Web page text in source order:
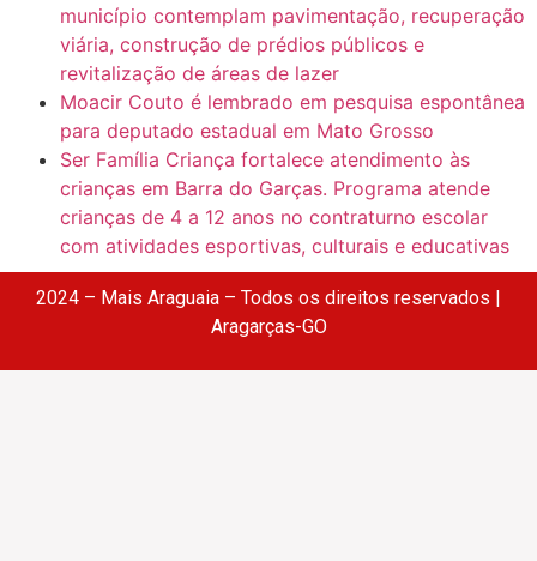
município contemplam pavimentação, recuperação
viária, construção de prédios públicos e
revitalização de áreas de lazer
Moacir Couto é lembrado em pesquisa espontânea
para deputado estadual em Mato Grosso
Ser Família Criança fortalece atendimento às
crianças em Barra do Garças. Programa atende
crianças de 4 a 12 anos no contraturno escolar
com atividades esportivas, culturais e educativas
2024 – Mais Araguaia – Todos os direitos reservados |
Aragarças-GO